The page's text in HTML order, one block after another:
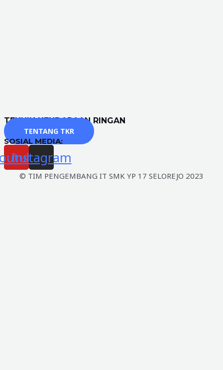
TEKNIK KENDARAAN RINGAN
TENTANG TKR
SOSIAL MEDIA:
Instagram
© TIM PENGEMBANG IT SMK YP 17 SELOREJO 2023